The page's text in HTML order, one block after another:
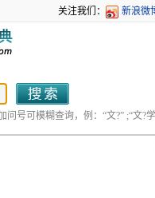
关注我们： 新浪微
号可模糊查询，例：“文?” ;“文?学